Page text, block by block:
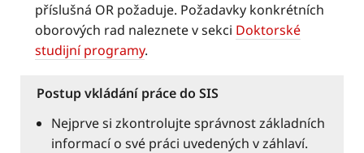
příslušná OR požaduje. Požadavky konkrétních
oborových rad naleznete v sekci Doktorské
studijní programy.
Postup vkládání práce do SIS
Nejprve si zkontrolujte správnost základních
informací o své práci uvedených v záhlaví.